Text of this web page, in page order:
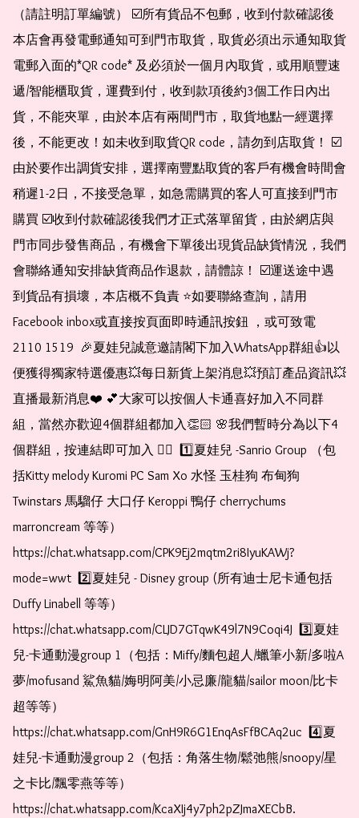
（請註明訂單編號） ☑️所有貨品不包郵，收到付款確認後
本店會再發電郵通知可到門市取貨，取貨必須出示通知取貨
電郵入面的*QR code* 及必須於一個月內取貨，或用順豐速
遞/智能櫃取貨，運費到付，收到款項後約3個工作日內出
貨，不能夾單，由於本店有兩間門市，取貨地點一經選擇
後，不能更改！如未收到取貨QR code，請勿到店取貨！ ☑️
由於要作出調貨安排，選擇南豐點取貨的客戶有機會時間會
稍遲1-2日，不接受急單，如急需購買的客人可直接到門市
購買 ☑️收到付款確認後我們才正式落單留貨，由於網店與
門市同步發售商品，有機會下單後出現貨品缺貨情況，我們
會聯絡通知安排缺貨商品作退款，請體諒！ ☑️運送途中遇
到貨品有損壞，本店概不負責 ⭐️如要聯絡查詢，請用
Facebook inbox或直接按頁面即時通訊按鈕 ，或可致電
2110 1519  🎉夏娃兒誠意邀請閣下加入WhatsApp群組👍以
便獲得獨家特選優惠💥每日新貨上架消息💥預訂產品資訊💥
直播最新消息❤️ 💕大家可以按個人卡通喜好加入不同群
組，當然亦歡迎4個群組都加入👏🏻 🌸我們暫時分為以下4
個群組，按連結即可加入 👇🏻  1️⃣夏娃兒 -Sanrio Group （包
括Kitty melody Kuromi PC Sam Xo 水怪 玉桂狗 布甸狗
Twinstars 馬騮仔 大口仔 Keroppi 鴨仔 cherrychums
marroncream 等等）
https://chat.whatsapp.com/CPK9Ej2mqtm2ri8IyuKAWj?
mode=wwt  2️⃣夏娃兒 - Disney group (所有迪士尼卡通包括
Duffy Linabell 等等）
https://chat.whatsapp.com/CLJD7GTqwK49l7N9Coqi4J  3️⃣夏娃
兒-卡通動漫group 1（包括：Miffy/麵包超人/蠟筆小新/多啦A
夢/mofusand 鯊魚貓/娒明阿美/小忌廉/龍貓/sailor moon/比卡
超等等）
https://chat.whatsapp.com/GnH9R6G1EnqAsFfBCAq2uc  4️⃣夏
娃兒-卡通動漫group 2（包括：角落生物/鬆弛熊/snoopy/星
之卡比/飄零燕等等）
https://chat.whatsapp.com/KcaXIj4y7ph2pZJmaXECbB.